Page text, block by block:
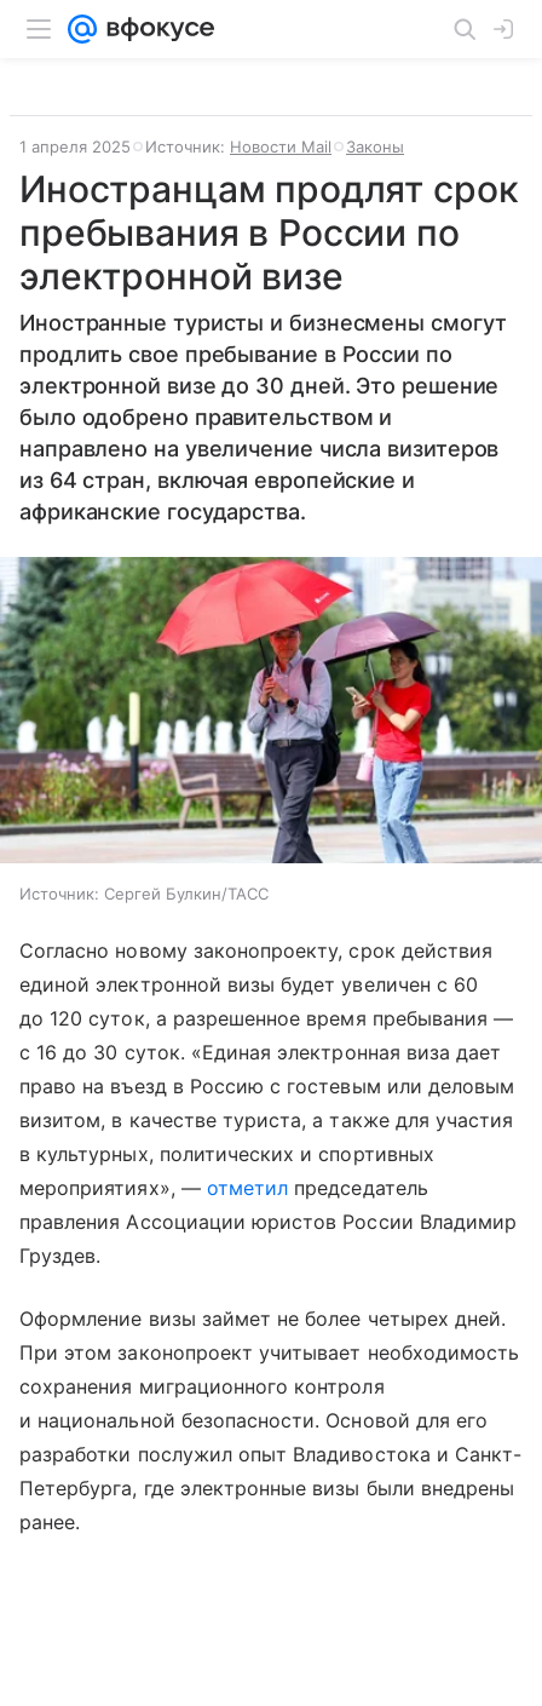
1 апреля 2025 Источник: Новости Mail Законы
Иностранцам продлят срок
пребывания в России по
электронной визе
Иностранные туристы и бизнесмены смогут
продлить свое пребывание в России по
электронной визе до 30 дней. Это решение
было одобрено правительством и
направлено на увеличение числа визитеров
из 64 стран, включая европейские и
африканские государства.
Источник: Сергей Булкин/ТАСС
Согласно новому законопроекту, срок действия
единой электронной визы будет увеличен с 60
до 120 суток, а разрешенное время пребывания —
с 16 до 30 суток. «Единая электронная виза дает
право на въезд в Россию с гостевым или деловым
визитом, в качестве туриста, а также для участия
в культурных, политических и спортивных
мероприятиях», — отметил председатель
правления Ассоциации юристов России Владимир
Груздев.
Оформление визы займет не более четырех дней.
При этом законопроект учитывает необходимость
сохранения миграционного контроля
и национальной безопасности. Основой для его
разработки послужил опыт Владивостока и Санкт-
Петербурга, где электронные визы были внедрены
ранее.